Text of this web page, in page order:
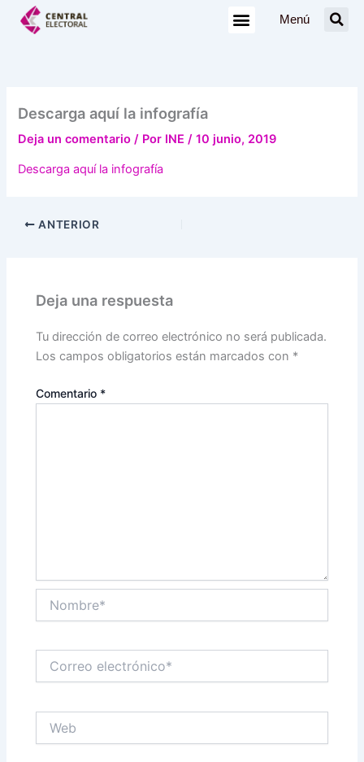
Menú
Descarga aquí la infografía
Deja un comentario / Por INE/10 junio, 2019
Descarga aquí la infografía
ANTERIOR
Deja una respuesta
Tu dirección de correo electrónico no será publicada.
Los campos obligatorios están marcados con *
Comentario *
electrónico*